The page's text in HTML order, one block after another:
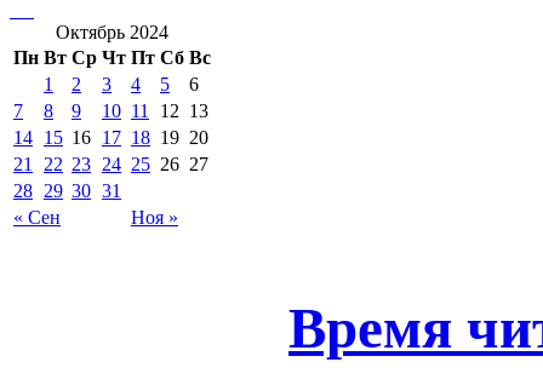
Октябрь 2024
Пн Вт Ср Чт Пт Сб Вс
« Сен Ноя »
1 2 3 4 5
6
7
8 9 10 11 12 13
14 15 16 17 18 19 20
21
22 23 24 25 26 27
28 29 30 31
Время